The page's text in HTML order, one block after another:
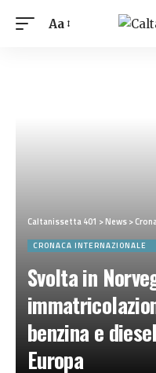
Aa
Caltanissetta 401 >News>
CRONACA INTERNAZIONALE
Svolta in
benzina e
Europa